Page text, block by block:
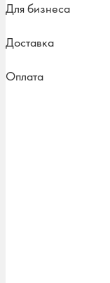
Для бизнеса
Доставка
Оплата